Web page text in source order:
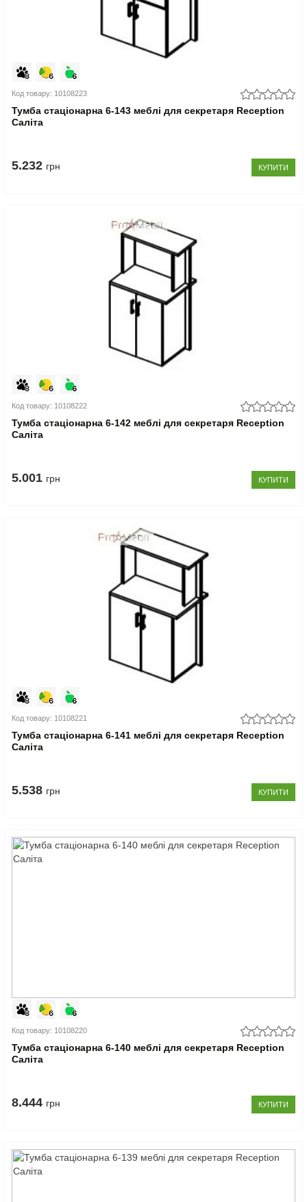
Код товару: 10108223
Тумба стаціонарна 6-143 меблі для секретаря Reception
Саліта
5.232 грн КУПИТИ
Код товару: 10108222
Тумба стаціонарна 6-142 меблі для секретаря Reception
Саліта
5.001 грн КУПИТИ
Код товару: 10108221
Тумба стаціонарна 6-141 меблі для секретаря Reception
Саліта
5.538 грн КУПИТИ
Код товару: 10108220
Тумба стаціонарна 6-140 меблі для секретаря Reception
Саліта
8.444 грн КУПИТИ